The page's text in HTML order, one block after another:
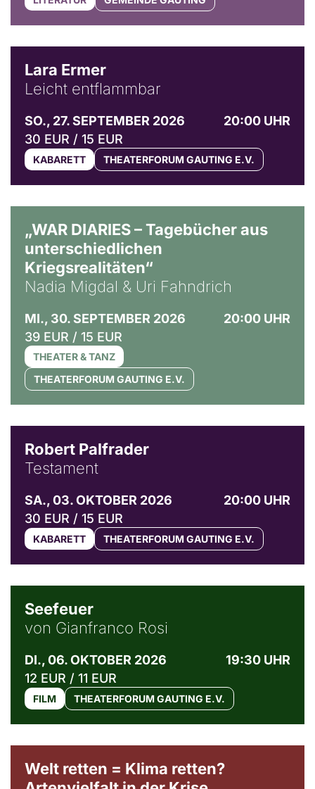
Lara Ermer
Leicht entflammbar
SO., 27. SEPTEMBER 2026
20:00 UHR
30 EUR / 15 EUR
KABARETT THEATERFORUM GAUTING E.V.
„WAR DIARIES – Tagebücher aus
unterschiedlichen
Kriegsrealitäten“
Nadia Migdal & Uri Fahndrich
MI., 30. SEPTEMBER 2026
20:00 UHR
39 EUR / 15 EUR
THEATER & TANZ
THEATERFORUM GAUTING E.V.
Robert Palfrader
Testament
SA., 03. OKTOBER 2026
20:00 UHR
30 EUR / 15 EUR
KABARETT THEATERFORUM GAUTING E.V.
Seefeuer
von Gianfranco Rosi
DI., 06. OKTOBER 2026
19:30 UHR
12 EUR / 11 EUR
FILM THEATERFORUM GAUTING E.V.
Welt retten = Klima retten?